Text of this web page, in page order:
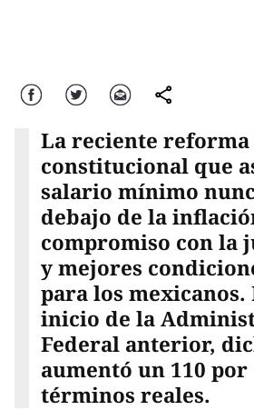
Facebook Twitter Correo comparte
La reciente reforma
constitucional que
salario mínimo
debajo de la
compromiso con la
y mejores
para los mexicanos.
inicio de la
Federal anterior,
aumentó un 110
términos reales.